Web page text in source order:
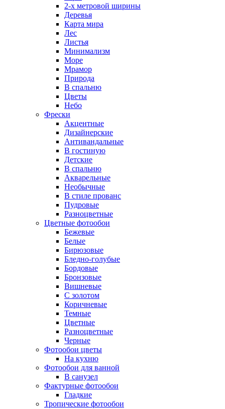
2-х метровой ширины
Деревья
Карта мира
Лес
Листья
Минимализм
Море
Мрамор
Природа
В спальню
Цветы
Небо
Фрески
Акцентные
Дизайнерские
Антивандальные
В гостиную
Детские
В спальню
Акварельные
Необычные
В стиле прованс
Пудровые
Разноцветные
Цветные фотообои
Бежевые
Белые
Бирюзовые
Бледно-голубые
Бордовые
Бронзовые
Вишневые
С золотом
Коричневые
Темные
Цветные
Разноцветные
Черные
Фотообои цветы
На кухню
Фотообои для ванной
В санузел
Фактурные фотообои
Гладкие
Тропические фотообои